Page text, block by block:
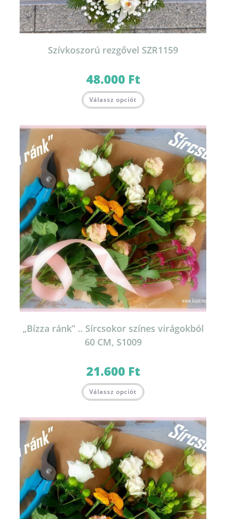
Szívkoszorú rezgővel SZR1159
48.000 Ft
Válassz opciót
„Bízza ránk” .. Sírcsokor színes virágokból
60 CM, S1009
21.600 Ft
Válassz opciót